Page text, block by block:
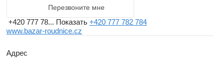
Перезвоните мне
+420 777 78... Показать +420 777 782 784
www.bazar-roudnice.cz
Адрес